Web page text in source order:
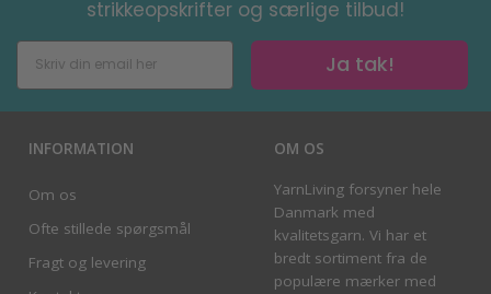
strikkeopskrifter og særlige tilbud!
Ja tak!
INFORMATION
Om os
Ofte stillede spørgsmål
Fragt og levering
OM OS
YarnLiving forsyner hele
Danmark med
kvalitetsgarn. Vi har et
bredt sortiment fra de
populære mærker med